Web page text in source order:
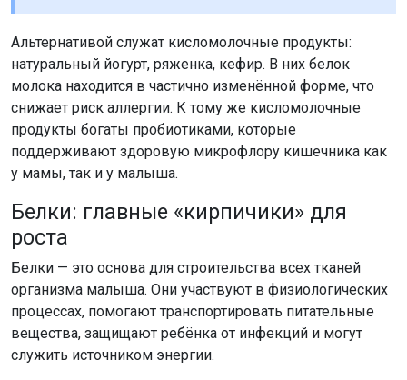
Альтернативой служат кисломолочные продукты:
натуральный йогурт, ряженка, кефир. В них белок
молока находится в частично изменённой форме, что
снижает риск аллергии. К тому же кисломолочные
продукты богаты пробиотиками, которые
поддерживают здоровую микрофлору кишечника как
у мамы, так и у малыша.
Белки: главные «кирпичики» для
роста
Белки — это основа для строительства всех тканей
организма малыша. Они участвуют в физиологических
процессах, помогают транспортировать питательные
вещества, защищают ребёнка от инфекций и могут
служить источником энергии.